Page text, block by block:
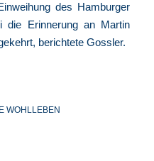
des Hamburger
die Erinnerung an Martin
berichtete Gossler.
WOHLLEBEN